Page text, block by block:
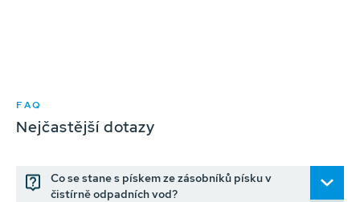
FAQ
Nejčastější dotazy
Co se stane s pískem ze zásobníků písku v
čistírně odpadních vod?